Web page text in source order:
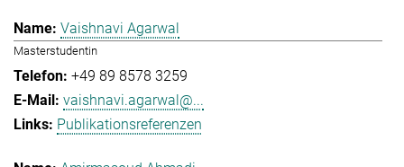
Vaishnavi Agarwal
Masterstudentin
+49 89 8578 3259
vaishnavi.agarwal@...
Publikationsreferenzen